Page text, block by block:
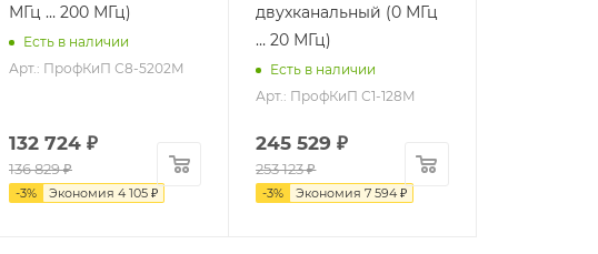
МГц … 200 МГц)
Есть в наличии
Арт.: ПрофКиП С8-5202М
132 724 ₽
136 829₽
-3% Экономия 4 105 ₽
двухканальный (0 МГц
… 20 МГц)
Есть в наличии
Арт.: ПрофКиП С1-128М
245 529 ₽
253 123₽
-3% Экономия 7 594 ₽